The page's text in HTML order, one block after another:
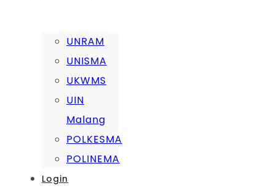
UNRAM
UNISMA
UKWMS
UIN
Malang
POLKESMA
POLINEMA
Login